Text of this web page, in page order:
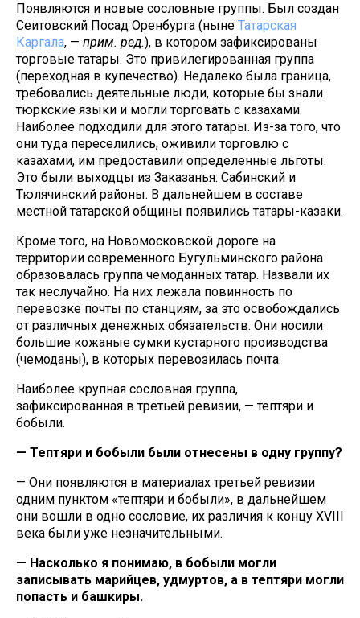
Появляются и новые сословные группы. Был создан
Сеитовский Посад Оренбурга (ныне Татарская
Каргала, — прим. ред.), в котором зафиксированы
торговые татары. Это привилегированная группа
(переходная в купечество). Недалеко была граница,
требовались деятельные люди, которые бы знали
тюркские языки и могли торговать с казахами.
Наиболее подходили для этого татары. Из-за того, что
они туда переселились, оживили торговлю с
казахами, им предоставили определенные льготы.
Это были выходцы из Заказанья: Сабинский и
Тюлячинский районы. В дальнейшем в составе
местной татарской общины появились татары-казаки.
Кроме того, на Новомосковской дороге на
территории современного Бугульминского района
образовалась группа чемоданных татар. Назвали их
так неслучайно. На них лежала повинность по
перевозке почты по станциям, за это освобождались
от различных денежных обязательств. Они носили
большие кожаные сумки кустарного производства
(чемоданы), в которых перевозилась почта.
Наиболее крупная сословная группа,
зафиксированная в третьей ревизии, — тептяри и
бобыли.
— Тептяри и бобыли были отнесены в одну группу?
— Они появляются в материалах третьей ревизии
одним пунктом «тептяри и бобыли», в дальнейшем
они вошли в одно сословие, их различия к концу XVIII
века были уже незначительными.
— Насколько я понимаю, в бобыли могли
записывать марийцев, удмуртов, а в тептяри могли
попасть и башкиры.